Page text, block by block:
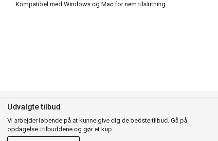
Kompatibel med Windows og Mac for nem tilslutning.
Udvalgte tilbud
Vi arbejder løbende på at kunne give dig de bedste tilbud. Gå på
opdagelse i tilbuddene og gør et kup.